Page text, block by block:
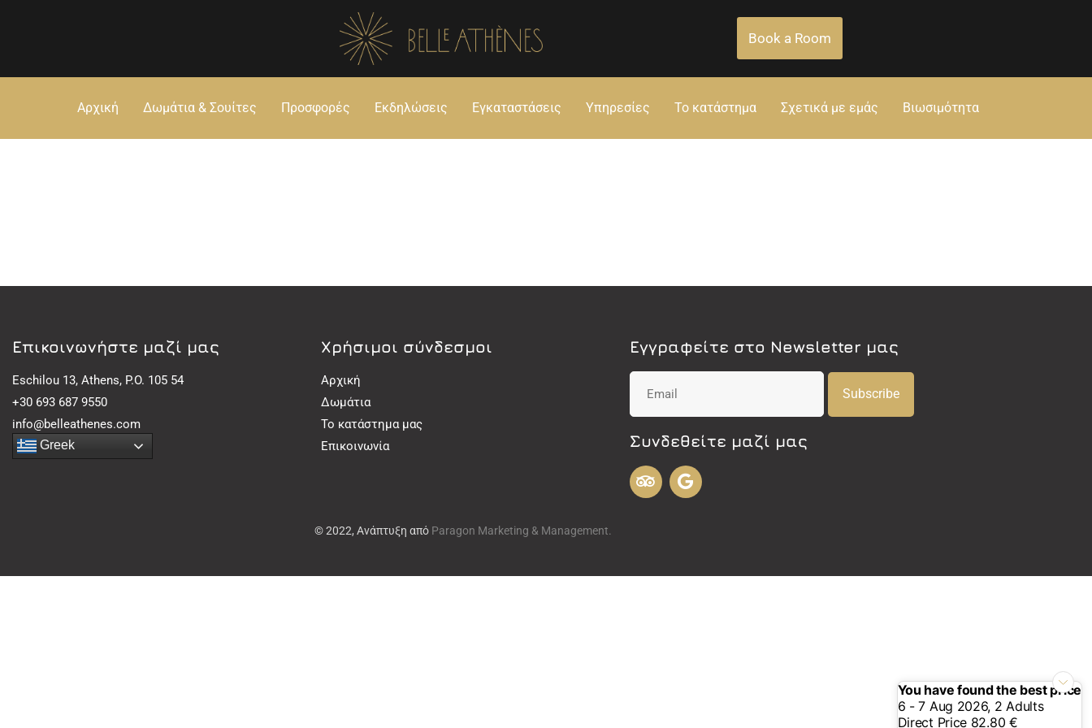
Book a Room
Αρχική Δωμάτια & Σουίτες Προσφορές Εκδηλώσεις Εγκαταστάσεις Υπηρεσίες Το κατάστημα Σχετικά με εμάς Βιωσιμότητα
Eπικοινωνήστε μαζί μας
Eschilou 13, Athens, P.O. 105 54
+30 693 687 9550
info@belleathenes.com
Greek
Χρήσιμοι σύνδεσμοι
Αρχική
Δωμάτια
Το κατάστημα μας
Επικοινωνία
Εγγραφείτε στο Newsletter μας
Subscribe
Συνδεθείτε μαζί μας
© 2022, Ανάπτυξη από Paragon Marketing & Management.